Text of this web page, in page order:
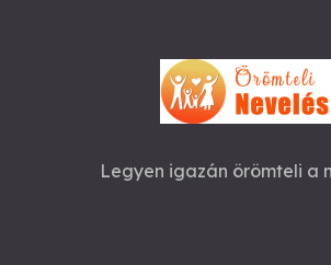
Legyen igazán örömteli a